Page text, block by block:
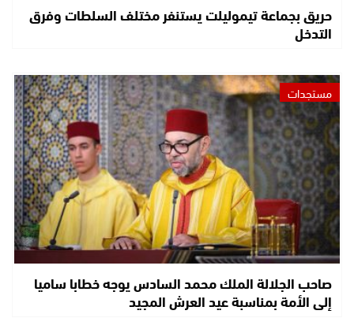
حريق بجماعة تيموليلت يستنفر مختلف السلطات وفرق
التدخل
مستجدات
صاحب الجلالة الملك محمد السادس يوجه خطابا ساميا
إلى الأمة بمناسبة عيد العرش المجيد